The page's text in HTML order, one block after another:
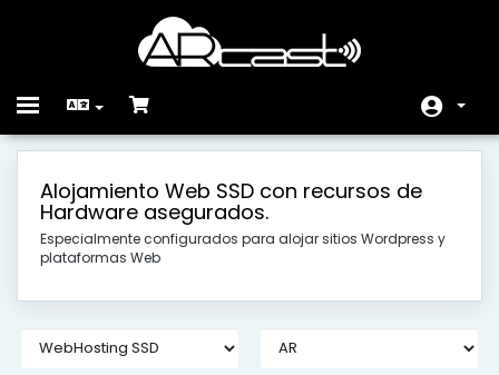
Toggle
Store
Obavijesti
Baza znanja
Status mreže
Alojamiento Web SSD con recursos de
Hardware asegurados.
Especialmente configurados para alojar sitios Wordpress y
plataformas Web